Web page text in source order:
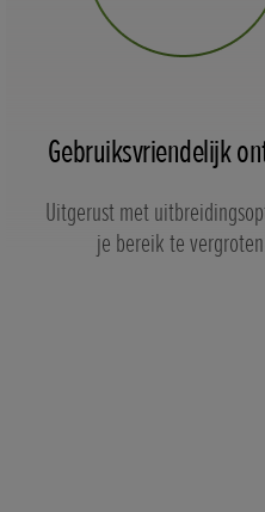
Gebruiksvriendelijk
Uitgerust met
je bereik te